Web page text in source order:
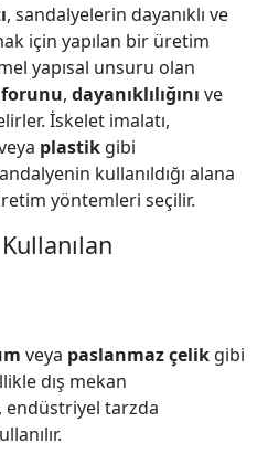
, sandalyelerin dayanıklı ve
için yapılan bir üretim
yapısal unsuru olan
, dayanıklılığını ve
İskelet imalatı,
plastik gibi
kullanıldığı alana
yöntemleri seçilir.
veya paslanmaz çelik gibi
dış mekan
endüstriyel tarzda